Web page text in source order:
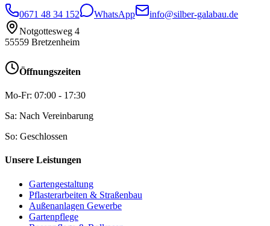
0671 48 34 152 WhatsApp
info@silber-galabau.de
Notgottesweg 4
55559 Bretzenheim
Öffnungszeiten
Mo-Fr: 07:00 - 17:30
Sa: Nach Vereinbarung
So: Geschlossen
Unsere Leistungen
Gartengestaltung
Pflasterarbeiten & Straßenbau
Außenanlagen Gewerbe
Gartenpflege